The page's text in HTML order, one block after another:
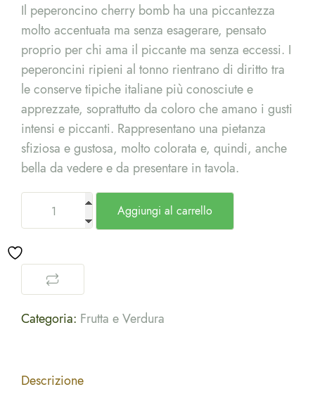
Il peperoncino cherry bomb ha una piccantezza
molto accentuata ma senza esagerare, pensato
proprio per chi ama il piccante ma senza eccessi. I
peperoncini ripieni al tonno rientrano di diritto tra
le conserve tipiche italiane più conosciute e
apprezzate, soprattutto da coloro che amano i gusti
intensi e piccanti. Rappresentano una pietanza
sfiziosa e gustosa, molto colorata e, quindi, anche
bella da vedere e da presentare in tavola.
Aggiungi al carrello
Categoria: Frutta e Verdura
Descrizione